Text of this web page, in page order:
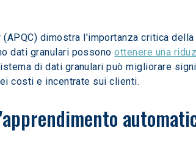
dimostra l'importanza critica
dati granulari possono ottenere una
di dati granulari può migliorare
costi e incentrate sui clienti.